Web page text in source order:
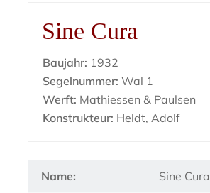
Sine Cura
Baujahr: 1932
Segelnummer: Wal 1
Werft: Mathiessen & Paulsen
Konstrukteur: Heldt, Adolf
Name: Sine Cura